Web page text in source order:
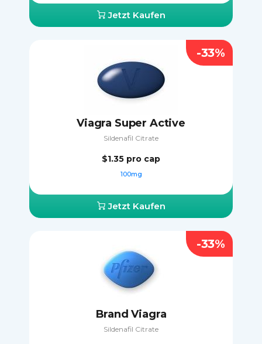
Jetzt Kaufen
Viagra Super Active
Sildenafil Citrate
$1.35 pro cap
100mg
Jetzt Kaufen
-33%
Brand Viagra
Sildenafil Citrate
-33%